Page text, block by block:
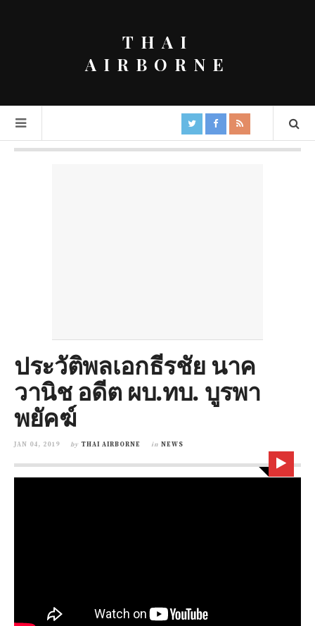
THAI
AIRBORNE
ประวัติพลเอกธีรชัย นาค
วานิช อดีต ผบ.ทบ. บูรพา
พยัคฆ์
JAN 04, 2019 by THAI AIRBORNE in NEWS